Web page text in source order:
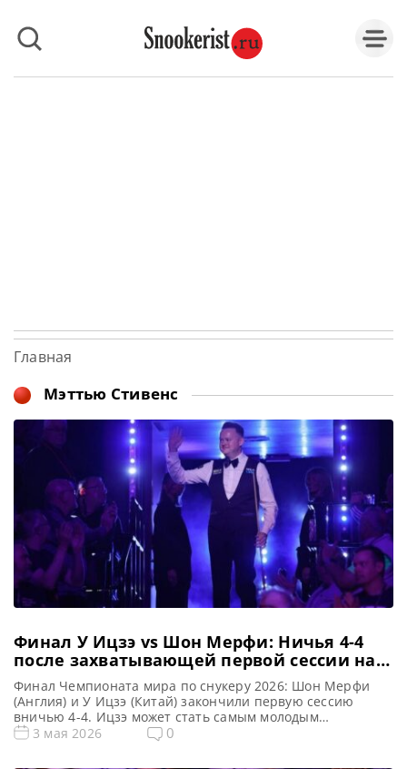
Главная
Мэттью Стивенс
Финал У Ицзэ vs Шон Мерфи: Ничья 4-4
после захватывающей первой сессии на
Чемпионате мира 2026
Финал Чемпионата мира по снукеру 2026: Шон Мерфи
(Англия) и У Ицзэ (Китай) закончили первую сессию
вничью 4-4. Ицзэ может стать самым молодым
Чемпионом после Стивена Хендри, сообщает WST
3 мая 2026 0